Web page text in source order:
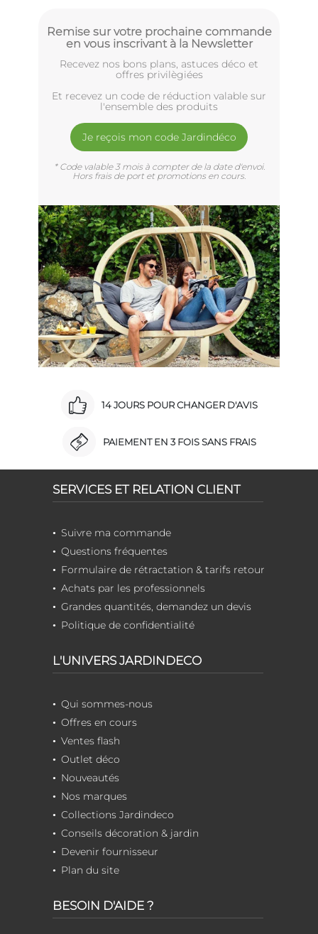
Remise sur votre prochaine commande
en vous inscrivant à la Newsletter
Recevez nos bons plans, astuces déco et
offres privilègiées
Et recevez un code de réduction valable sur
l'ensemble des produits
Je reçois mon code Jardindéco
* Code valable 3 mois à compter de la date d'envoi.
Hors frais de port et promotions en cours.
14 JOURS POUR CHANGER D'AVIS
PAIEMENT EN 3 FOIS SANS FRAIS
SERVICES ET RELATION CLIENT
Suivre ma commande
Questions fréquentes
Formulaire de rétractation & tarifs retour
Achats par les professionnels
Grandes quantités, demandez un devis
Politique de confidentialité
L'UNIVERS JARDINDECO
Qui sommes-nous
Offres en cours
Ventes flash
Outlet déco
Nouveautés
Nos marques
Collections Jardindeco
Conseils décoration & jardin
Devenir fournisseur
Plan du site
BESOIN D'AIDE ?